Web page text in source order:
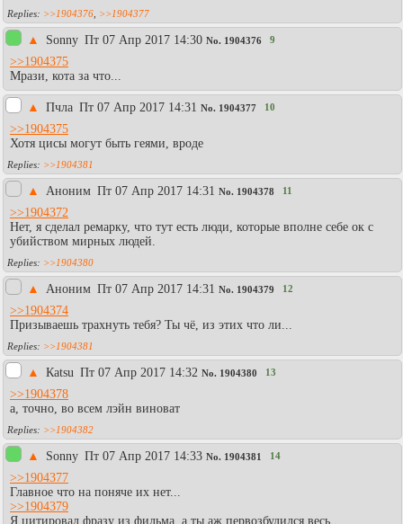
>>1904376 >>1904377
▲ Sonny Пт 07 Апр 2017 14:30 No. 1904376 9
>>1904375
Мрази, кота за что...
▲ Пчла Пт 07 Апр 2017 14:31 No. 1904377 10
>>1904375
Хотя цисы могут быть геями, вроде
>>1904381
▲ Аноним Пт 07 Апр 2017 14:31 No. 1904378 11
>>1904372
Нет, я сделал ремарку, что тут есть люди, которые вполне себе ок с
убийством мирных людей.
>>1904380
▲ Аноним Пт 07 Апр 2017 14:31 No. 1904379 12
>>1904374
Призываешь трахнуть тебя? Ты чё, из этих что ли...
>>1904381
▲ Каtsu Пт 07 Апр 2017 14:32 No. 1904380 13
>>1904378
а, точно, во всем лэйн виноват
>>1904382
▲ Sonny Пт 07 Апр 2017 14:33 No. 1904381 14
>>1904377
Главное что на поняче их нет...
>>1904379
Я цитировал фразу из фильма, а ты аж первозбудился весь..